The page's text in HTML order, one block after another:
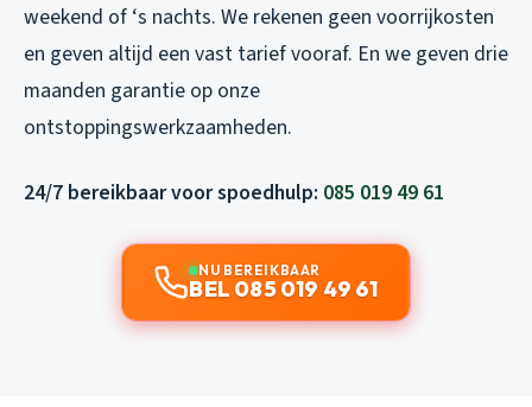
weekend of ‘s nachts. We rekenen geen voorrijkosten
en geven altijd een vast tarief vooraf. En we geven drie
maanden garantie op onze
ontstoppingswerkzaamheden.
24/7 bereikbaar voor spoedhulp: 085 019 49 61
NU BEREIKBAAR
BEL 085 019 49 61